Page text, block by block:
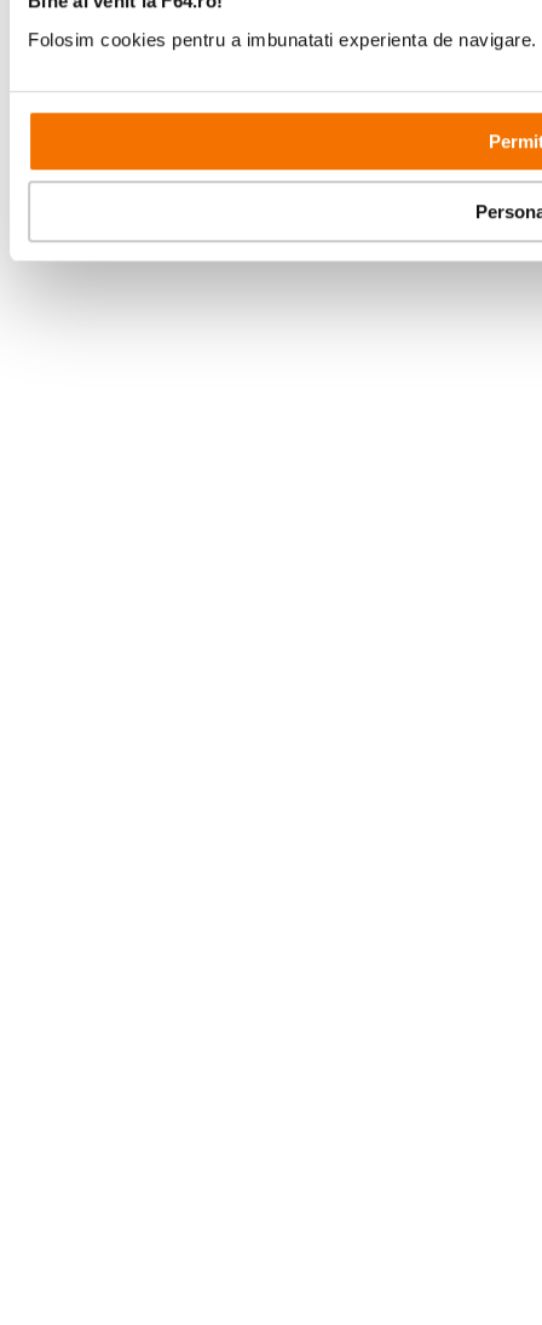
Folosim cookies pentru a imbunatati experienta de